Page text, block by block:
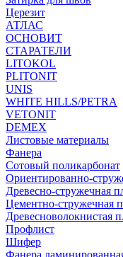
Церезит
АТЛАС
ОСНОВИТ
СТАРАТЕЛИ
LITOKOL
PLITONIT
UNIS
WHITE HILLS/PETRA
VETONIT
DEMEX
Листовые материалы
Фанера
Сотовый поликарбонат
Ориентированно-
Древесно-стружечная
Цементно-стружечная
Древесноволокнистая
Профлист
Шифер
Фанера